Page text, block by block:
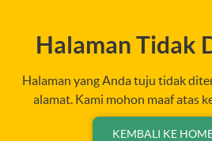
Halaman Tidak
Halaman yang Anda tuju tidak
alamat. Kami mohon maaf atas
KEMBALI KE